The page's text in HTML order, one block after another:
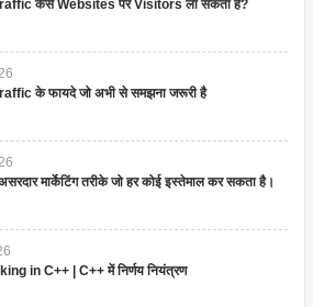
कैसे Websites पर Visitors ला सकता है?
के फायदे जो अभी से समझना जरूरी है
मार्केटिंग तरीके जो हर कोई इस्तेमाल कर सकता है।
in C++ | C++ में निर्णय नियंत्रण